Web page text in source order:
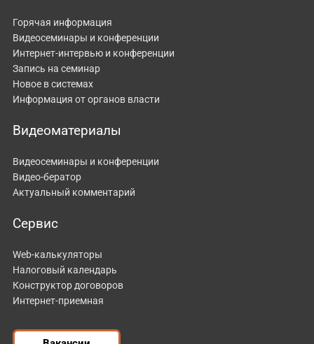
Горячая информация
Видеосеминары и конференции
Интернет-интервью и конференции
Запись на семинар
Новое в системах
Информация от органов власти
Видеоматериалы
Видеосеминары и конференции
Видео-бератор
Актуальный комментарий
Сервис
Web-калькуляторы
Налоговый календарь
Конструктор договоров
Интернет-приемная